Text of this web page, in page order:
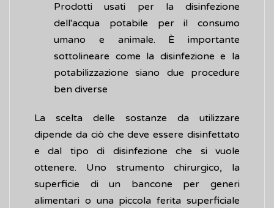
Prodotti usati per la disinfezione
dell'acqua potabile per il consumo
umano e animale. È importante
sottolineare come la disinfezione e la
potabilizzazione siano due procedure
ben diverse
La scelta delle sostanze da utilizzare
dipende da ciò che deve essere disinfettato
e dal tipo di disinfezione che si vuole
ottenere. Uno strumento chirurgico, la
superficie di un bancone per generi
alimentari o una piccola ferita superficiale